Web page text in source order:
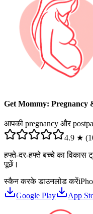
Get Mommy: Pregnancy
आपकी pregnancy और
4.9 ★
हफ्ते-दर-हफ्ते बच्चे का
पूछें।
स्कैन करके डाउनलोड करें
Google Play
App